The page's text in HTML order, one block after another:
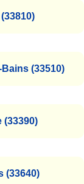
(33510)
(33390)
(33640)